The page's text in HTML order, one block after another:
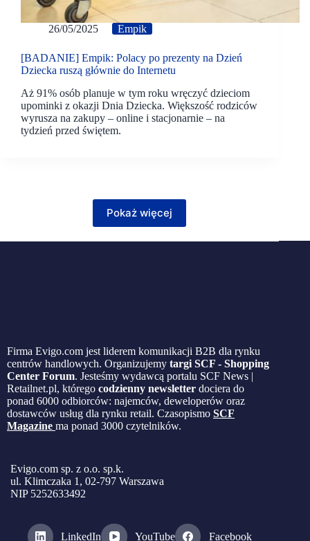
26/05/2025 Empik
[BADANIE] Empik: Polacy po prezenty na Dzień
Dziecka ruszą głównie do Internetu
Aż 91% osób planuje w tym roku wręczyć dzieciom
upominki z okazji Dnia Dziecka. Większość rodziców
wyrusza na zakupy – online i stacjonarnie – na
tydzień przed świętem.
Pokaż więcej
Firma Evigo.com jest liderem komunikacji B2B dla rynku
centrów handlowych. Organizujemy targi SCF - Shopping
Center Forum. Jesteśmy wydawcą portalu SCF News |
Retailnet.pl, którego codzienny newsletter dociera do
ponad 6000 odbiorców: najemców, deweloperów oraz
dostawców usług dla rynku retail. Czasopismo SCF
Magazine ma ponad 3000 czytelników.
Evigo.com sp. z o.o. sp.k.
ul. Klimczaka 1, 02-797 Warszawa
NIP 5252633492
LinkedIn YouTube Facebook